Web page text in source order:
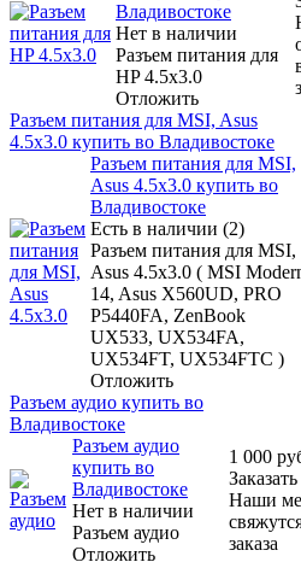
Владивостоке
Нет в наличии
Разъем питания для
HP 4.5x3.0
Отложить
Разъем питания для MSI, Asus
4.5x3.0 купить во Владивостоке
Разъем питания для MSI,
Asus 4.5x3.0 купить во
Владивостоке
Есть в наличии (2)
Разъем питания для MSI,
Asus 4.5x3.0 ( MSI
14, Asus X560UD, PRO
P5440FA, ZenBook
UX533, UX534FA,
UX534FT, UX534FTC )
Отложить
Разъем аудио купить во
Владивостоке
Разъем аудио
купить во
Владивостоке
Нет в наличии
Разъем аудио
Отложить
1 000
Заказать
Наши
заказа